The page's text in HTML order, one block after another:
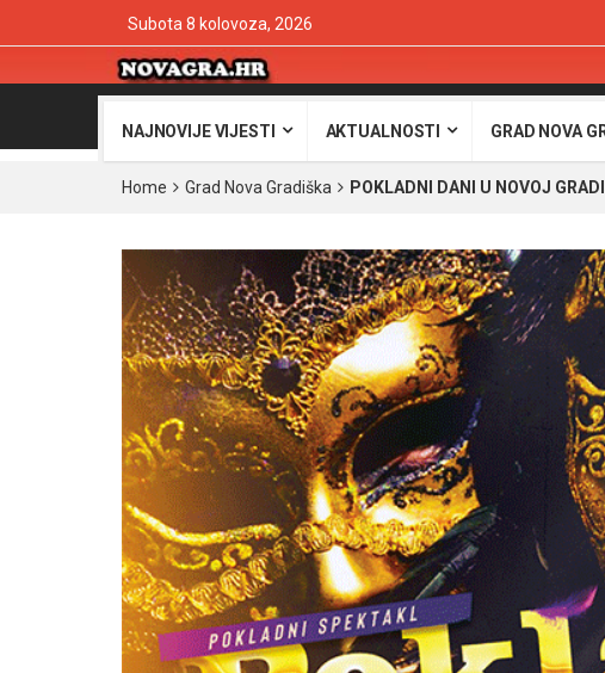
Subota 8 kolovoza, 2026
NAJNOVIJE VIJESTI AKTUALNOSTI GRAD NOVA
Home Grad Nova Gradiška POKLADNI DANI U NOVOJ